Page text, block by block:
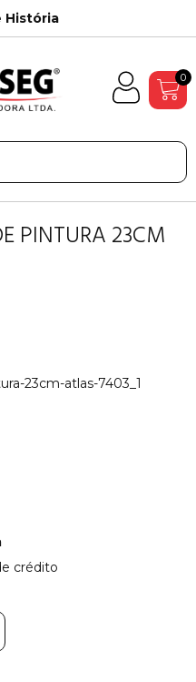
História
0
PINTURA 23CM
crédito